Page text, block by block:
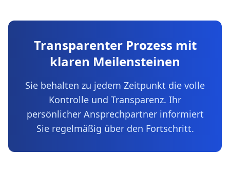
Transparenter Prozess mit
klaren Meilensteinen
Sie behalten zu jedem Zeitpunkt die volle
Kontrolle und Transparenz. Ihr
persönlicher Ansprechpartner informiert
Sie regelmäßig über den Fortschritt.